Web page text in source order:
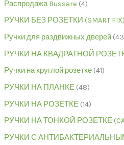
Распродажа Bussare 4
РУЧКИ БЕЗ РОЗЕТКИ (SMART FIX)
Ручки для раздвижных дверей 43
РУЧКИ НА КВАДРАТНОЙ
Ручки на круглой розетке 41
РУЧКИ НА ПЛАНКЕ 48
РУЧКИ НА РОЗЕТКЕ 14
РУЧКИ НА ТОНКОЙ РОЗЕТКЕ
РУЧКИ С